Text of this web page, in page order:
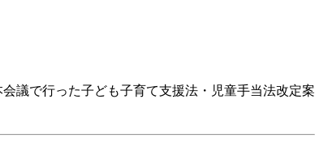
議で行った子ども子育て支援法・児童手当法改定案